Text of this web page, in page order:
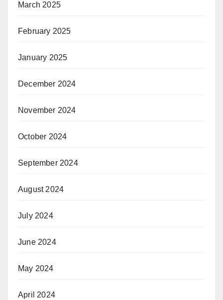
March 2025
February 2025
January 2025
December 2024
November 2024
October 2024
September 2024
August 2024
July 2024
June 2024
May 2024
April 2024